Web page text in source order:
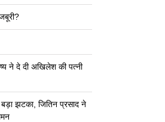
ने दे दी अखिलेश की पत्नी
झटका, जितिन प्रसाद ने